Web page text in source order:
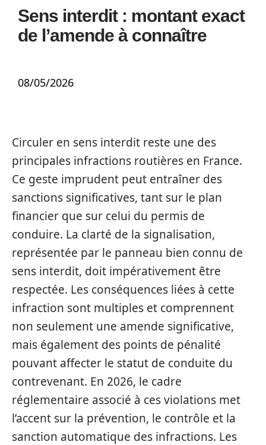
Sens interdit : montant exact
de l’amende à connaître
08/05/2026
Circuler en sens interdit reste une des
principales infractions routières en France.
Ce geste imprudent peut entraîner des
sanctions significatives, tant sur le plan
financier que sur celui du permis de
conduire. La clarté de la signalisation,
représentée par le panneau bien connu de
sens interdit, doit impérativement être
respectée. Les conséquences liées à cette
infraction sont multiples et comprennent
non seulement une amende significative,
mais également des points de pénalité
pouvant affecter le statut de conduite du
contrevenant. En 2026, le cadre
réglementaire associé à ces violations met
l’accent sur la prévention, le contrôle et la
sanction automatique des infractions. Les